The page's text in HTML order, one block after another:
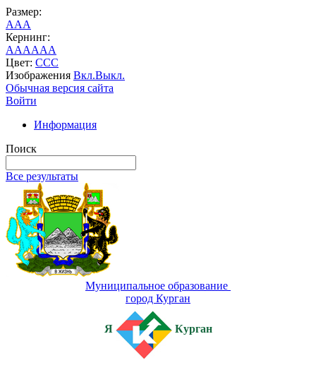
Размер:
AAA
Кернинг:
AAAAAA
Цвет: CCC
Изображения Вкл.Выкл.
Обычная версия сайта
Войти
Информация
Поиск
Все результаты
Муниципальное образование
город Курган
Я Курган